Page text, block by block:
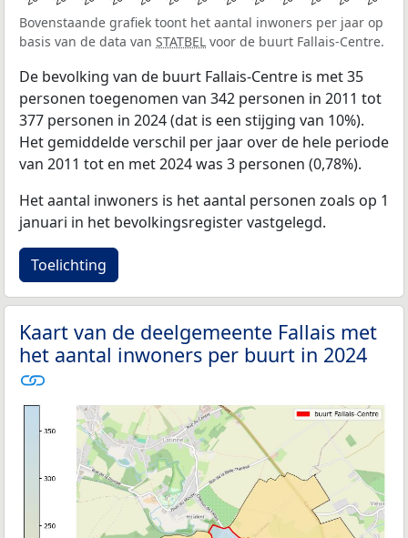
Bovenstaande grafiek toont het aantal inwoners per jaar op
basis van de data van STATBEL voor de buurt Fallais-Centre.
De bevolking van de buurt Fallais-Centre is met 35
personen toegenomen van 342 personen in 2011 tot
377 personen in 2024 (dat is een stijging van 10%).
Het gemiddelde verschil per jaar over de hele periode
van 2011 tot en met 2024 was 3 personen (0,78%).
Het aantal inwoners is het aantal personen zoals op 1
januari in het bevolkingsregister vastgelegd.
Toelichting
Kaart van de deelgemeente Fallais met
het aantal inwoners per buurt in 2024